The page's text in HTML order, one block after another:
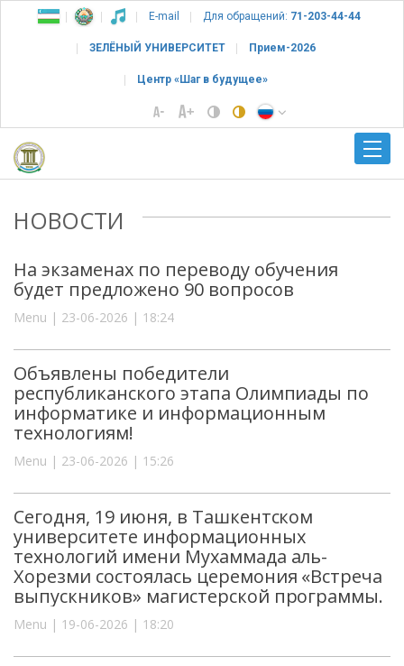
E-mail Для обращений: 71-203-44-44
ЗЕЛЁНЫЙ УНИВЕРСИТЕТ Прием-2026
Центр «Шаг в будущее»
НОВОСТИ
На экзаменах по переводу обучения
будет предложено 90 вопросов
Menu | 23-06-2026 | 18:24
Объявлены победители
республиканского этапа Олимпиады по
информатике и информационным
технологиям!
Menu | 23-06-2026 | 15:26
Сегодня, 19 июня, в Ташкентском
университете информационных
технологий имени Мухаммада аль-
Хорезми состоялась церемония «Встреча
выпускников» магистерской программы.
Menu | 19-06-2026 | 18:20